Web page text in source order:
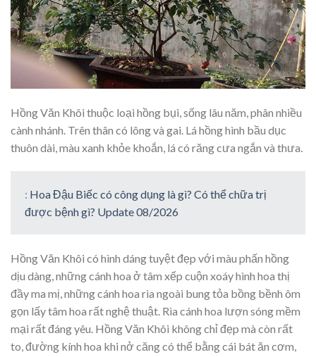
Hồng Văn Khôi thuộc loại hồng bụi, sống lâu năm, phân nhiều
cành nhánh. Trên thân có lông và gai. Lá hồng hình bầu dục
thuôn dài, màu xanh khỏe khoắn, lá có răng cưa ngắn và thưa.
: Hoa Đậu Biếc có công dụng là gì? Có thể chữa trị
được bệnh gì? Update 08/2026
Hồng Văn Khôi có hình dáng tuyệt đẹp với màu phấn hồng
dịu dàng, những cánh hoa ở tâm xếp cuộn xoáy hình hoa thị
đầy ma mị, những cánh hoa rìa ngoài bung tỏa bồng bềnh ôm
gọn lấy tâm hoa rất nghệ thuật. Rìa cánh hoa lượn sóng mềm
mại rất đáng yêu. Hồng Văn Khôi không chỉ đẹp mà còn rất
to, đường kính hoa khi nở căng có thể bằng cái bát ăn cơm,